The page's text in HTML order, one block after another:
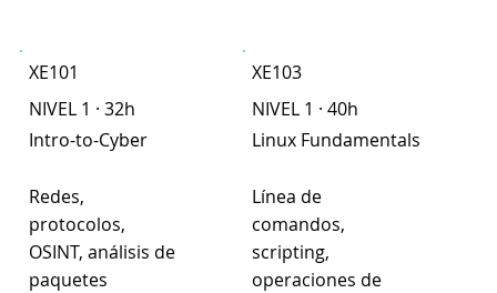
XE101
NIVEL 1 · 32h
Intro-to-Cyber
Redes,
protocolos,
OSINT, análisis de
paquetes
XE103
NIVEL 1 · 40h
Linux Fundamentals
Línea de
comandos,
scripting,
operaciones de